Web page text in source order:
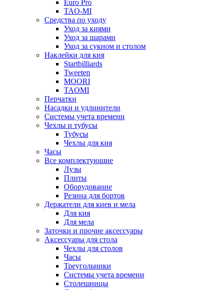
Euro Pro
TAO-MI
Средства по уходу
Уход за киями
Уход за шарами
Уход за сукном и столом
Наклейки для кия
Startbilliards
Tweeten
MOORI
TAOMI
Перчатки
Насадки и удлинители
Системы учета времени
Чехлы и тубусы
Тубусы
Чехлы для кия
Часы
Все комплектующие
Лузы
Плиты
Оборудование
Резина для бортов
Держатели для киев и мела
Для кия
Для мела
Заточки и прочие аксессуары
Аксессуары для стола
Чехлы для столов
Часы
Треугольники
Системы учета времени
Столешницы